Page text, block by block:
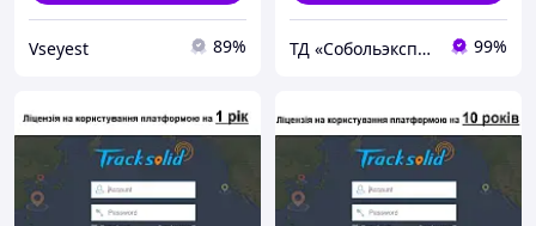
Vseyest 89% ТД «Собольэкспресс» 99%